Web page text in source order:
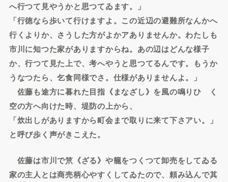
へ行つて見やうかと思つてゐます。」
「行徳なら歩いて行けますよ。この近辺の避難所なんかへ
行くよりか、さうした方がよかアありませんか。わたしも
市川に知つた家がありますからね。あの辺はどんな様子
か、行つて見た上で、考へやうと思つてるんです。もうか
うなつたら、乞食同様でさ。仕様がありませんよ。」
佐藤も途方に暮れた目指《まなざし》を風の鳴りひゞく
空の方へ向けた時、堤防の上から、
「炊出しがありますから町会まで取りに来て下さアい。」
と呼び歩く声がきこえた。
佐藤は市川で笊《ざる》や籠をつくつて卸売をしてゐる
家の主人とは商売柄心やすくしてゐたので、頼み込んで其